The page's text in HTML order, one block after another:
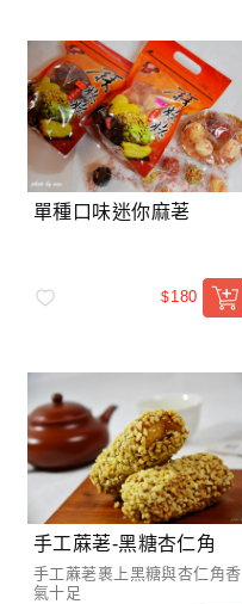
單種口味迷你麻荖
$180
手工蔴荖-黑糖杏仁角
手工蔴荖裹上黑糖與杏仁角香
氣十足